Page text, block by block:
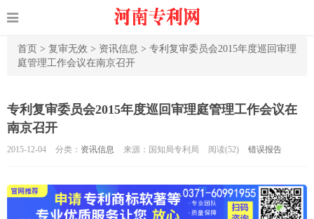
首页 > 复审无效 > 资讯信息 > 专利复审委员会2015年度巡回审理
庭管理工作会议在南京召开
专利复审委员会2015年度巡回审理庭管理工作会议在
南京召开
2015-12-04 分类： 资讯信息 来源：国知局专利局 阅读(52) 错误报告